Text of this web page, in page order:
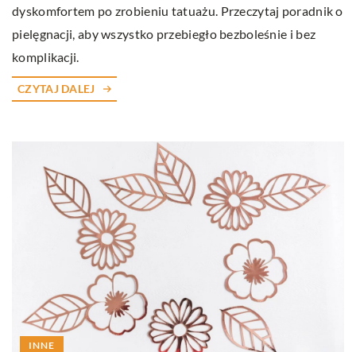
dyskomfortem po zrobieniu tatuażu. Przeczytaj poradnik o
pielęgnacji, aby wszystko przebiegło bezboleśnie i bez
komplikacji.
CZYTAJ DALEJ
INNE